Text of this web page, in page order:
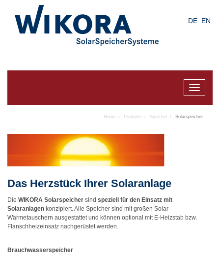
DE EN
Toggle
Home Produkte Speicher Solarspeicher
Das Herzstück Ihrer Solaranlage
Die WIKORA Solarspeicher sind speziell
für den Einsatz mit
Solaranlagen konzipiert. Alle Speicher sind mit großen Solar-
Wärmetauschern ausgestattet und können optional mit E-Heizstab bzw.
Flanschheizeinsatz nachgerüstet werden.
Brauchwasserspeicher